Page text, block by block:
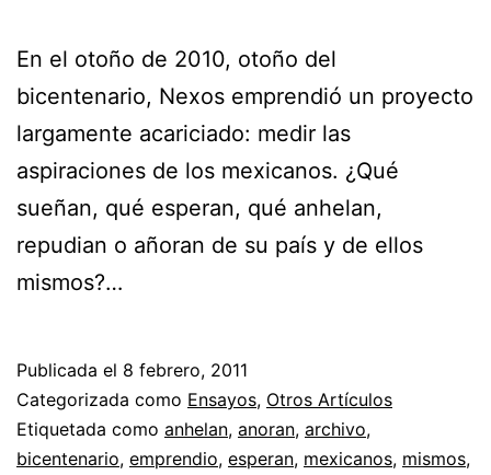
En el otoño de 2010, otoño del
bicentenario, Nexos emprendió un proyecto
largamente acariciado: medir las
aspiraciones de los mexicanos. ¿Qué
sueñan, qué esperan, qué anhelan,
repudian o añoran de su país y de ellos
mismos?…
Publicada el 8 febrero, 2011
Categorizada como Ensayos, Otros Artículos
Etiquetada como anhelan, anoran, archivo,
bicentenario, emprendio, esperan, mexicanos, mismos,